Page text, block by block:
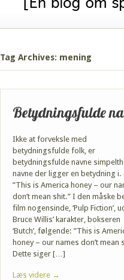
Tag Archives: mening
Betydningsfulde
Ikke at forveksle med
betydningsfulde folk, er
betydningsfulde navne
navne der ligger en betydning i.
”This is America honey – our
don’t mean shit.” I den måske
film nogensinde, ‘Pulp Fiction’,
Bruce Willis’ karakter, bokseren
‘Butch’, følgende: ”This is
honey – our names don’t mean
Dette siger […]
Læs videre →